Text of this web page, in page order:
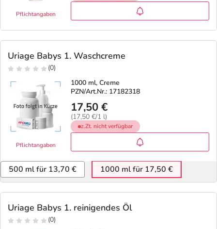
Pflichtangaben
Uriage Babys 1. Waschcreme
(0)
Pflichtangaben
1000 ml, Creme
PZN/Art.Nr.: 17182318
17,50 €
(17,50 €/1 l)
z.Zt. nicht verfügbar
500 ml für 13,70 € 1000 ml für 17,50 €
Uriage Babys 1. reinigendes Öl
(0)